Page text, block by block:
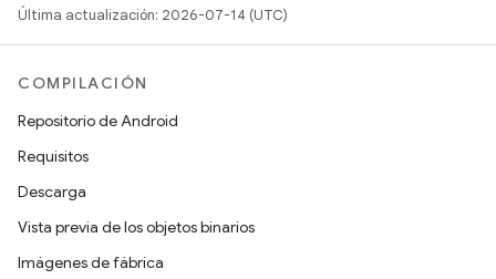
Última actualización: 2026-07-14 (UTC)
COMPILACIÓN
Repositorio de Android
Requisitos
Descarga
Vista previa de los objetos binarios
Imágenes de fábrica